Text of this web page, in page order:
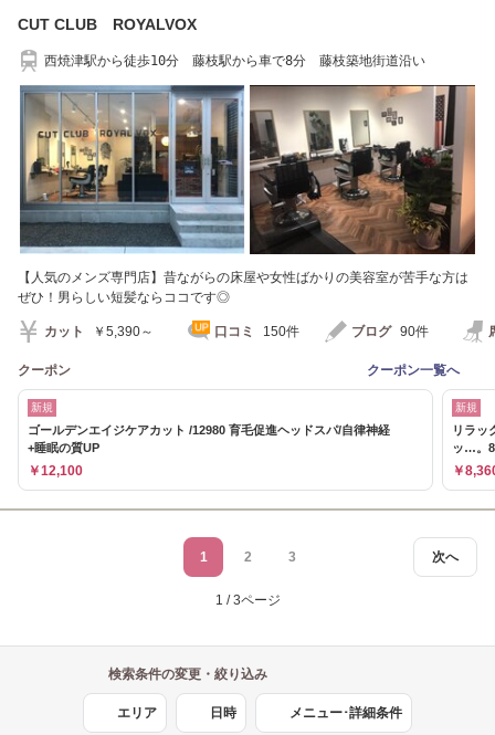
CUT CLUB ROYALVOX
西焼津駅から徒歩10分 藤枝駅から車で8分 藤枝築地街道沿い
【人気のメンズ専門店】昔ながらの床屋や女性ばかりの美容室が苦手な方は
ぜひ！男らしい短髪ならココです◎
カット ￥5,390～ 口コミ 150件 ブログ 90件
クーポン クーポン一覧へ
新規
ゴールデンエイジケアカット /12980 育毛促進ヘッドスパ/自律神経
+睡眠の質UP
￥12,100
新規
リラッ
ッ…。
￥
次へ
1 2 3
1 / 3ページ
検索条件の変更・絞り込み
エリア 日時 メニュー･詳細条件